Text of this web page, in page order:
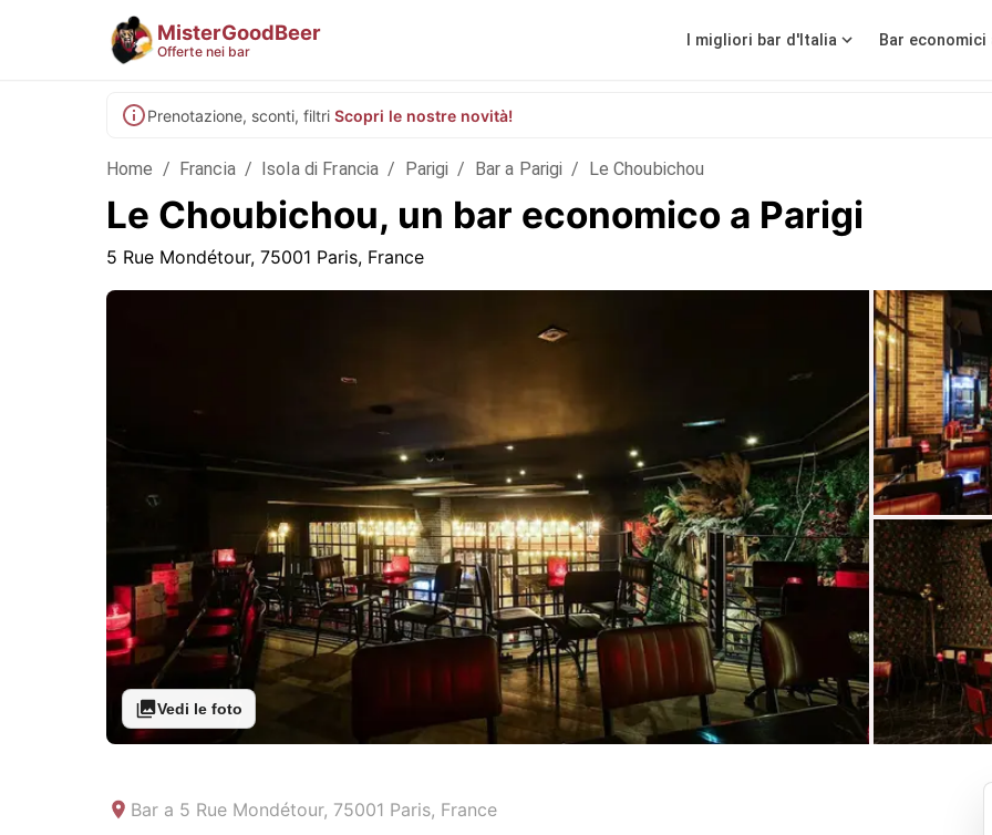
MisterGoodBeer
Offerte nei bar
I migliori bar d'Italia Bar economici
Prenotazione, sconti, filtri Scopri le nostre novità!
Home / Francia / Isola di Francia / Parigi / Bar a Parigi / Le Choubichou
Le Choubichou, un bar economico a Parigi
5 Rue Mondétour, 75001 Paris, France
Vedi le foto
Bar a 5 Rue Mondétour, 75001 Paris, France